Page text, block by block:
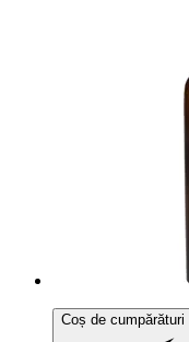
Coș de cumpărături